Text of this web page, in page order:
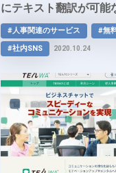
にテキスト翻訳が可能
これから海外進出を目
の社員を抱える企業の
進！
#人事関連のサービス
#無
#社内SNS
2020.10.24